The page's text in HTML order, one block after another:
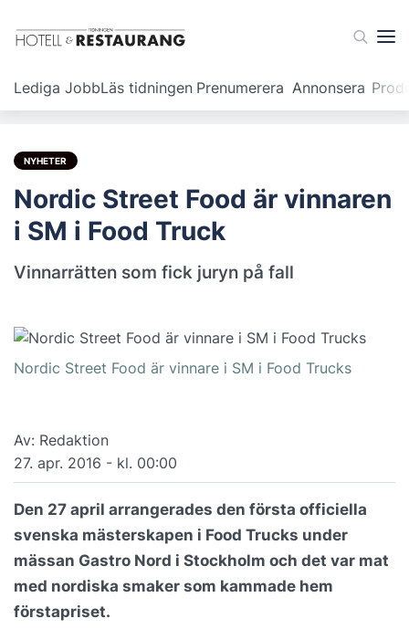
Lediga JobbLäs tidningen Prenumerera Annonsera
NYHETER
Nordic Street Food är vinnaren
i SM i Food Truck
Vinnarrätten som fick juryn på fall
Nordic Street Food är vinnare i SM i Food Trucks
Av: Redaktion
27. apr. 2016 - kl. 00:00
Den 27 april arrangerades den första officiella
svenska mästerskapen i Food Trucks under
mässan Gastro Nord i Stockholm och det var mat
med nordiska smaker som kammade hem
förstapriset.